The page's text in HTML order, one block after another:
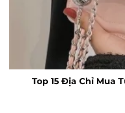
Top 15 Địa Chỉ Mua